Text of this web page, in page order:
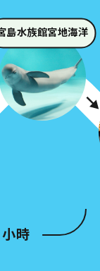
島水族館宮地海洋
時